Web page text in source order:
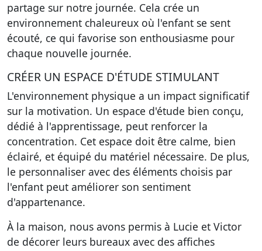
partage sur notre journée. Cela crée un
environnement chaleureux où l'enfant se sent
écouté, ce qui favorise son enthousiasme pour
chaque nouvelle journée.
CRÉER UN ESPACE D'ÉTUDE STIMULANT
L'environnement physique a un impact significatif
sur la motivation. Un espace d'étude bien conçu,
dédié à l'apprentissage, peut renforcer la
concentration. Cet espace doit être calme, bien
éclairé, et équipé du matériel nécessaire. De plus,
le personnaliser avec des éléments choisis par
l'enfant peut améliorer son sentiment
d'appartenance.
À la maison, nous avons permis à Lucie et Victor
de décorer leurs bureaux avec des affiches